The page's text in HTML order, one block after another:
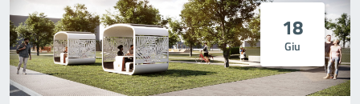
18
Giu